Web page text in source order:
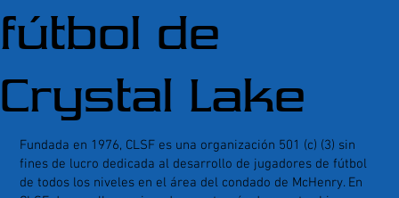
fútbol de
Crystal Lake
Fundada en 1976, CLSF es una organización 501 (c) (3) sin
fines de lucro dedicada al desarrollo de jugadores de fútbol
de todos los niveles en el área del condado de McHenry. En